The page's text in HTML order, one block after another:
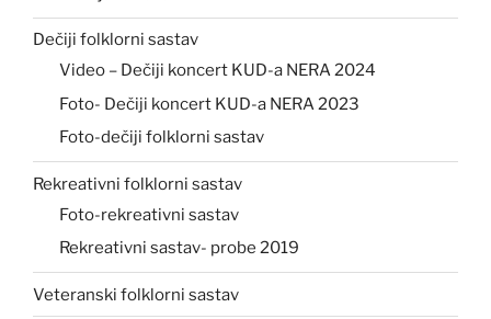
Dečiji folklorni sastav
Video – Dečiji koncert KUD-a NERA 2024
Foto- Dečiji koncert KUD-a NERA 2023
Foto-dečiji folklorni sastav
Rekreativni folklorni sastav
Foto-rekreativni sastav
Rekreativni sastav- probe 2019
Veteranski folklorni sastav